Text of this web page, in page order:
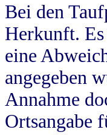
Bei den
Herkunft. Es
eine
angegeben
Annahme
Ortsangabe